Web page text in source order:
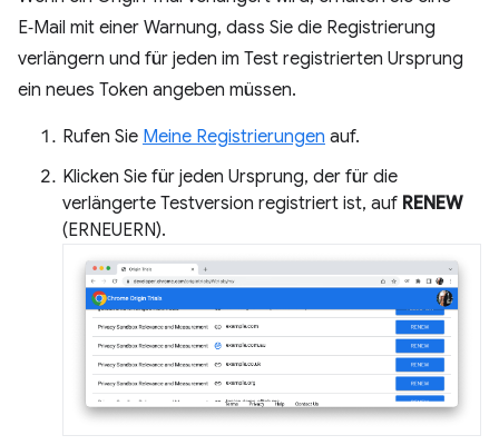
E‑Mail mit einer Warnung, dass Sie die Registrierung
verlängern und für jeden im Test registrierten Ursprung
ein neues Token angeben müssen.
Rufen Sie Meine Registrierungen auf.
Klicken Sie für jeden Ursprung, der für die
verlängerte Testversion registriert ist, auf RENEW
(ERNEUERN).